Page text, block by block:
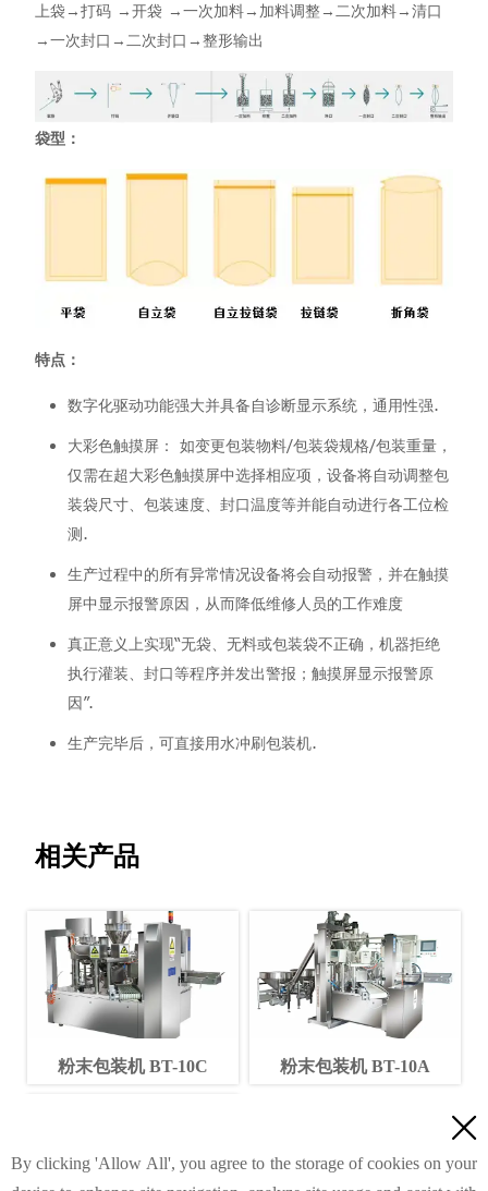
上袋→打码 →开袋 →一次加料→加料调整→二次加料→清口
→一次封口→二次封口→整形输出
袋型：
特点：
数字化驱动功能强大并具备自诊断显示系统，通用性强.
大彩色触摸屏： 如变更包装物料/包装袋规格/包装重量，
仅需在超大彩色触摸屏中选择相应项，设备将自动调整包
装袋尺寸、包装速度、封口温度等并能自动进行各工位检
测.
生产过程中的所有异常情况设备将会自动报警，并在触摸
屏中显示报警原因，从而降低维修人员的工作难度
真正意义上实现“无袋、无料或包装袋不正确，机器拒绝
执行灌装、封口等程序并发出警报；触摸屏显示报警原
因”.
生产完毕后，可直接用水冲刷包装机.
相关产品
粉末包装机 BT-10C 粉末包装机 BT-10A

By clicking 'Allow All', you agree to the storage of cookies on your